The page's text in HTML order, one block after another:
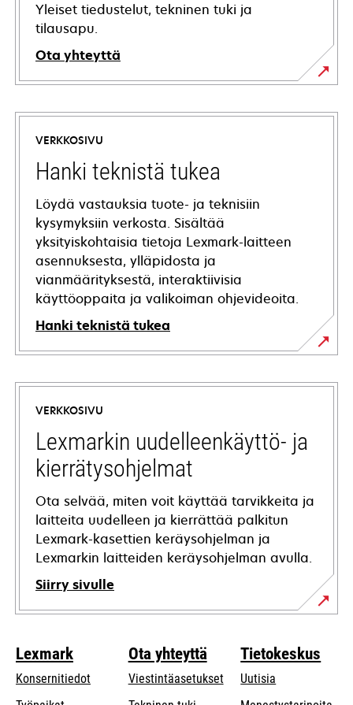
Yleiset tiedustelut, tekninen tuki ja
tilausapu.
Ota yhteyttä
VERKKOSIVU
Hanki teknistä tukea
Löydä vastauksia tuote- ja teknisiin
kysymyksiin verkosta. Sisältää
yksityiskohtaisia tietoja Lexmark-laitteen
asennuksesta, ylläpidosta ja
vianmäärityksestä, interaktiivisia
käyttöoppaita ja valikoiman ohjevideoita.
Hanki teknistä tukea
opens
in
new
tab
VERKKOSIVU
Lexmarkin uudelleenkäyttö- ja
kierrätysohjelmat
Ota selvää, miten voit käyttää tarvikkeita ja
laitteita uudelleen ja kierrättää palkitun
Lexmark-kasettien keräysohjelman ja
Lexmarkin laitteiden keräysohjelman avulla.
Siirry sivulle
Lexmark
Konsernitiedot
Ota yhteyttä
Viestintäasetukset
Tietokeskus
Uutisia